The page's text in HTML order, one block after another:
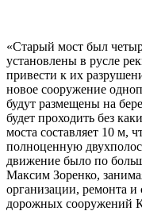
«Старый мост был
установлены в русле
привести к их
новое сооружение
будут размещены на
будет проходить без
моста составляет 10 м,
полноценную
движение было по
Максим Зоренко,
организации, ремонта
дорожных сооружений